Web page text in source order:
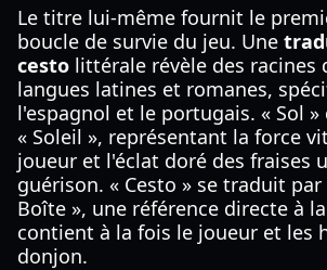
Le titre lui-même fournit le
boucle de survie du jeu. Une
cesto littérale révèle des racines
langues latines et romanes,
l'espagnol et le portugais. « Sol
« Soleil », représentant la force
joueur et l'éclat doré des fraises
guérison. « Cesto » se traduit par
Boîte », une référence directe à
contient à la fois le joueur et les
donjon.